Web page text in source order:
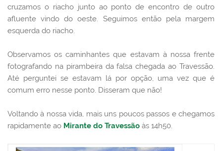
cruzamos o riacho junto ao ponto de encontro de outro
afluente vindo do oeste. Seguimos então pela margem
esquerda do riacho.
Observamos os caminhantes que estavam à nossa frente
fotografando na pirambeira da falsa chegada ao Travessão.
Até perguntei se estavam lá por opção, uma vez que é
comum erro nesse ponto. Disseram que não!
Voltando à nossa vida, mais uns poucos passos e chegamos
rapidamente ao Mirante do Travessão às 14h50.